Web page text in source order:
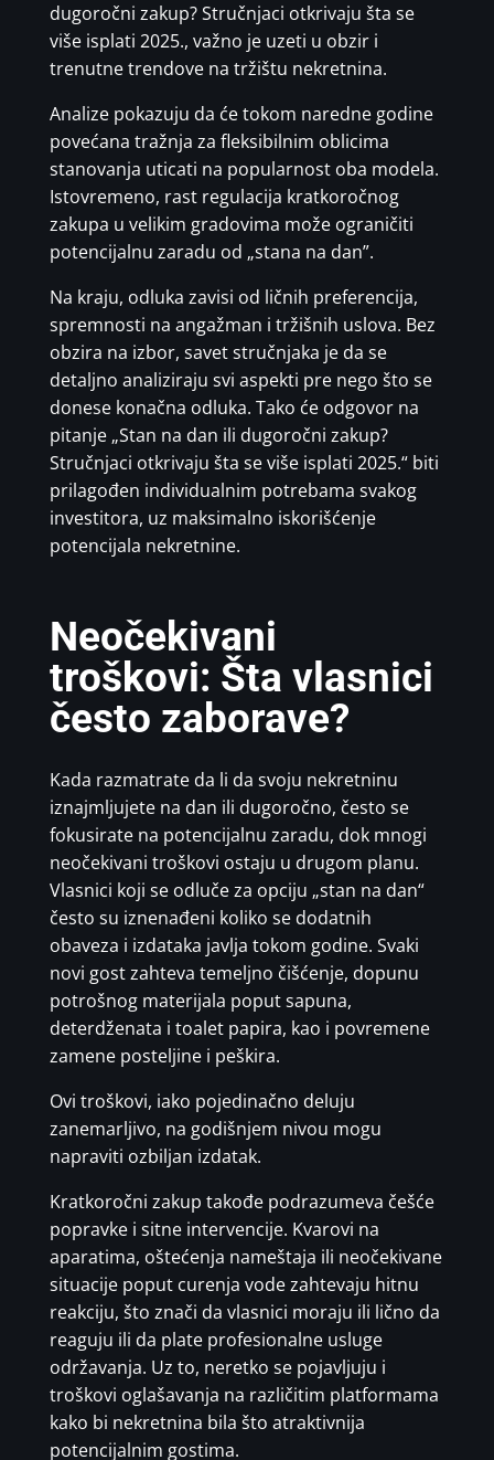
dugoročni zakup? Stručnjaci otkrivaju šta se
više isplati 2025., važno je uzeti u obzir i
trenutne trendove na tržištu nekretnina.
Analize pokazuju da će tokom naredne godine
povećana tražnja za fleksibilnim oblicima
stanovanja uticati na popularnost oba modela.
Istovremeno, rast regulacija kratkoročnog
zakupa u velikim gradovima može ograničiti
potencijalnu zaradu od „stana na dan”.
Na kraju, odluka zavisi od ličnih preferencija,
spremnosti na angažman i tržišnih uslova. Bez
obzira na izbor, savet stručnjaka je da se
detaljno analiziraju svi aspekti pre nego što se
donese konačna odluka. Tako će odgovor na
pitanje „Stan na dan ili dugoročni zakup?
Stručnjaci otkrivaju šta se više isplati 2025.“ biti
prilagođen individualnim potrebama svakog
investitora, uz maksimalno iskorišćenje
potencijala nekretnine.
Neočekivani
troškovi: Šta vlasnici
često zaborave?
Kada razmatrate da li da svoju nekretninu
iznajmljujete na dan ili dugoročno, često se
fokusirate na potencijalnu zaradu, dok mnogi
neočekivani troškovi ostaju u drugom planu.
Vlasnici koji se odluče za opciju „stan na dan“
često su iznenađeni koliko se dodatnih
obaveza i izdataka javlja tokom godine. Svaki
novi gost zahteva temeljno čišćenje, dopunu
potrošnog materijala poput sapuna,
deterdženata i toalet papira, kao i povremene
zamene posteljine i peškira.
Ovi troškovi, iako pojedinačno deluju
zanemarljivo, na godišnjem nivou mogu
napraviti ozbiljan izdatak.
Kratkoročni zakup takođe podrazumeva češće
popravke i sitne intervencije. Kvarovi na
aparatima, oštećenja nameštaja ili neočekivane
situacije poput curenja vode zahtevaju hitnu
reakciju, što znači da vlasnici moraju ili lično da
reaguju ili da plate profesionalne usluge
održavanja. Uz to, neretko se pojavljuju i
troškovi oglašavanja na različitim platformama
kako bi nekretnina bila što atraktivnija
potencijalnim gostima.